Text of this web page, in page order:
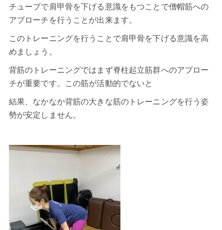
チューブで肩甲骨を下げる意識をもつことで僧帽筋への
アプローチを行うことが出来ます。
このトレーニングを行うことで肩甲骨を下げる意識を高
めましょう。
背筋のトレーニングではまず脊柱起立筋群へのアプロー
チが重要です。この筋が活動的でないと
結果、なかなか背筋の大きな筋のトレーニングを行う姿
勢が安定しません。